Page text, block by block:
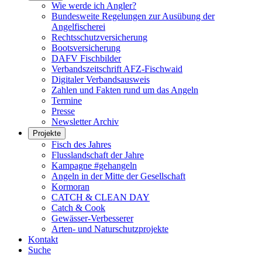
Wie werde ich Angler?
Bundesweite Regelungen zur Ausübung der
Angelfischerei
Rechtsschutzversicherung
Bootsversicherung
DAFV Fischbilder
Verbandszeitschrift AFZ-Fischwaid
Digitaler Verbandsausweis
Zahlen und Fakten rund um das Angeln
Termine
Presse
Newsletter Archiv
Projekte
Fisch des Jahres
Flusslandschaft der Jahre
Kampagne #gehangeln
Angeln in der Mitte der Gesellschaft
Kormoran
CATCH & CLEAN DAY
Catch & Cook
Gewässer-Verbesserer
Arten- und Naturschutzprojekte
Kontakt
Suche